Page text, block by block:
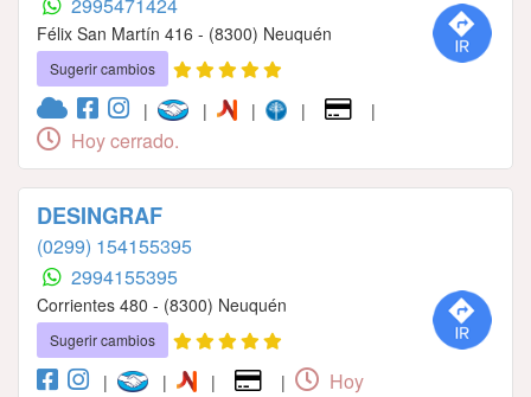
Félix San Martín 416 - (8300) Neuquén
Sugerir cambios
| | | | |
Hoy cerrado.
DESINGRAF
(0299) 154155395
2994155395
Corrientes 480 - (8300) Neuquén
Sugerir cambios
| | | |
Hoy